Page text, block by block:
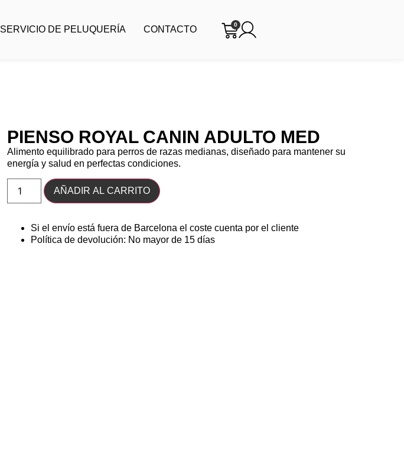
SERVICIO DE PELUQUERÍA CONTACTO 0
PIENSO ROYAL CANIN ADULTO MED
Alimento equilibrado para perros de razas medianas, diseñado para mantener su
energía y salud en perfectas condiciones.
AÑADIR AL CARRITO
Si el envío está fuera de Barcelona el coste cuenta por el cliente
Política de devolución: No mayor de 15 días